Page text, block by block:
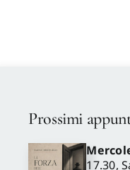
Prossimi
17.30,